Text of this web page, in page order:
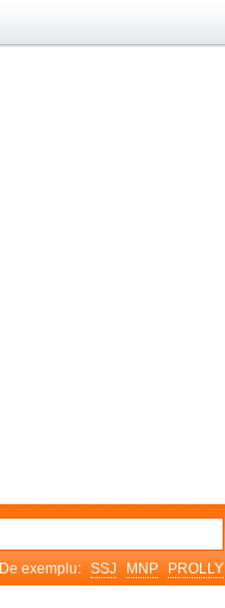
De exemplu: SSJ MNP PROLLY